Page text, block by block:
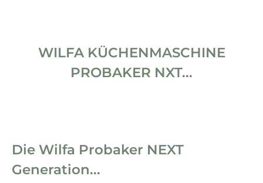
WILFA KÜCHENMASCHINE
PROBAKER NXT...
Die Wilfa Probaker NEXT
Generation...